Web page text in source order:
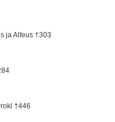
ja Alfeus †303
†446